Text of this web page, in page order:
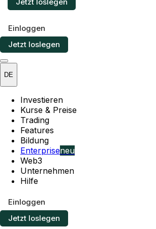
Einloggen
Jetzt loslegen
DE
Investieren
Kurse & Preise
Trading
Features
Bildung
Enterpriseneu
Web3
Unternehmen
Hilfe
Einloggen
Jetzt loslegen